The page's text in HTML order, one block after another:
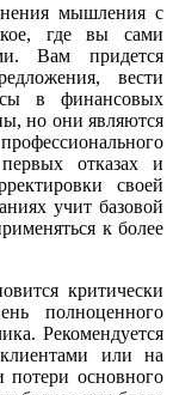
мышления с
где вы сами
Вам придется
вести
в финансовых
но они являются
отказах и
своей
учит базовой
к более
критически
полноценного
Рекомендуется
или на
потери основного